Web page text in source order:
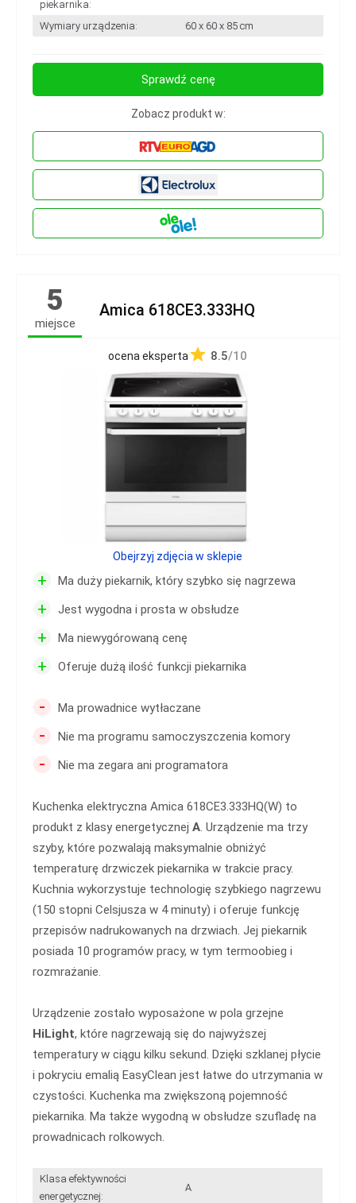
piekarnika:
Wymiary urządzenia: 60 x 60 x 85 cm
Sprawdź cenę
Zobacz produkt w:
5
miejsce
Amica 618CE3.333HQ
ocena eksperta 8.5/10
+ Ma duży piekarnik, który szybko się nagrzewa
+ Jest wygodna i prosta w obsłudze
+ Ma niewygórowaną cenę
+ Oferuje dużą ilość funkcji piekarnika
- Ma prowadnice wytłaczane
- Nie ma programu samoczyszczenia komory
- Nie ma zegara ani programatora
Kuchenka elektryczna Amica 618CE3.333HQ(W) to
produkt z klasy energetycznej A. Urządzenie ma trzy
szyby, które pozwalają maksymalnie obniżyć
temperaturę drzwiczek piekarnika w trakcie pracy.
Kuchnia wykorzystuje technologię szybkiego nagrzewu
(150 stopni Celsjusza w 4 minuty) i oferuje funkcję
przepisów nadrukowanych na drzwiach. Jej piekarnik
posiada 10 programów pracy, w tym termoobieg i
rozmrażanie.
Urządzenie zostało wyposażone w pola grzejne
HiLight, które nagrzewają się do najwyższej
temperatury w ciągu kilku sekund. Dzięki szklanej płycie
i pokryciu emalią EasyClean jest łatwe do utrzymania w
czystości. Kuchenka ma zwiększoną pojemność
piekarnika. Ma także wygodną w obsłudze szufladę na
prowadnicach rolkowych.
Klasa efektywności
energetycznej:
A
Obejrzyj zdjęcia w sklepie